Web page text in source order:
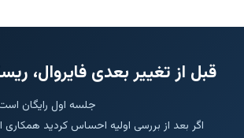
قبل از تغییر بعدی فایروال،
جلسه اول رایگان
اگر بعد از بررسی اولیه احساس کردید همکاری